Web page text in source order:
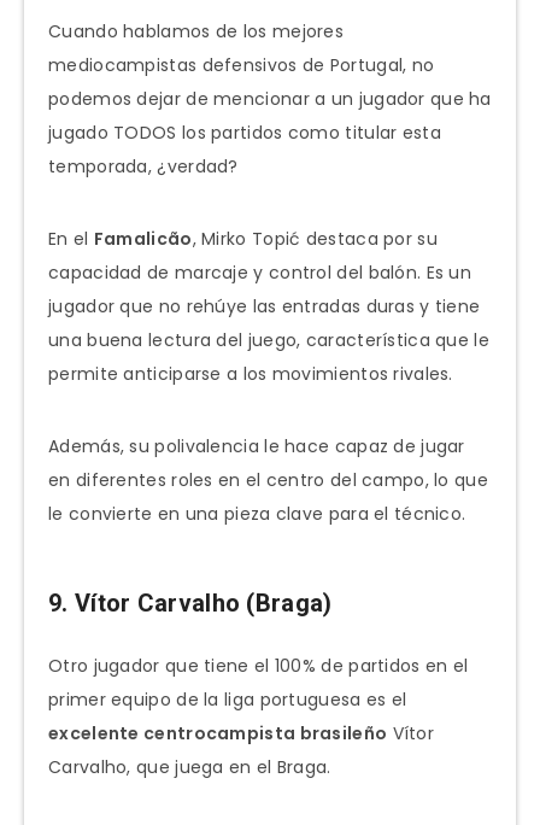
Cuando hablamos de los mejores
mediocampistas defensivos de Portugal, no
podemos dejar de mencionar a un jugador que ha
jugado TODOS los partidos como titular esta
temporada, ¿verdad?
En el Famalicão, Mirko Topić destaca por su
capacidad de marcaje y control del balón. Es un
jugador que no rehúye las entradas duras y tiene
una buena lectura del juego, característica que le
permite anticiparse a los movimientos rivales.
Además, su polivalencia le hace capaz de jugar
en diferentes roles en el centro del campo, lo que
le convierte en una pieza clave para el técnico.
9. Vítor Carvalho (Braga)
Otro jugador que tiene el 100% de partidos en el
primer equipo de la liga portuguesa es el
excelente centrocampista brasileño Vítor
Carvalho, que juega en el Braga.